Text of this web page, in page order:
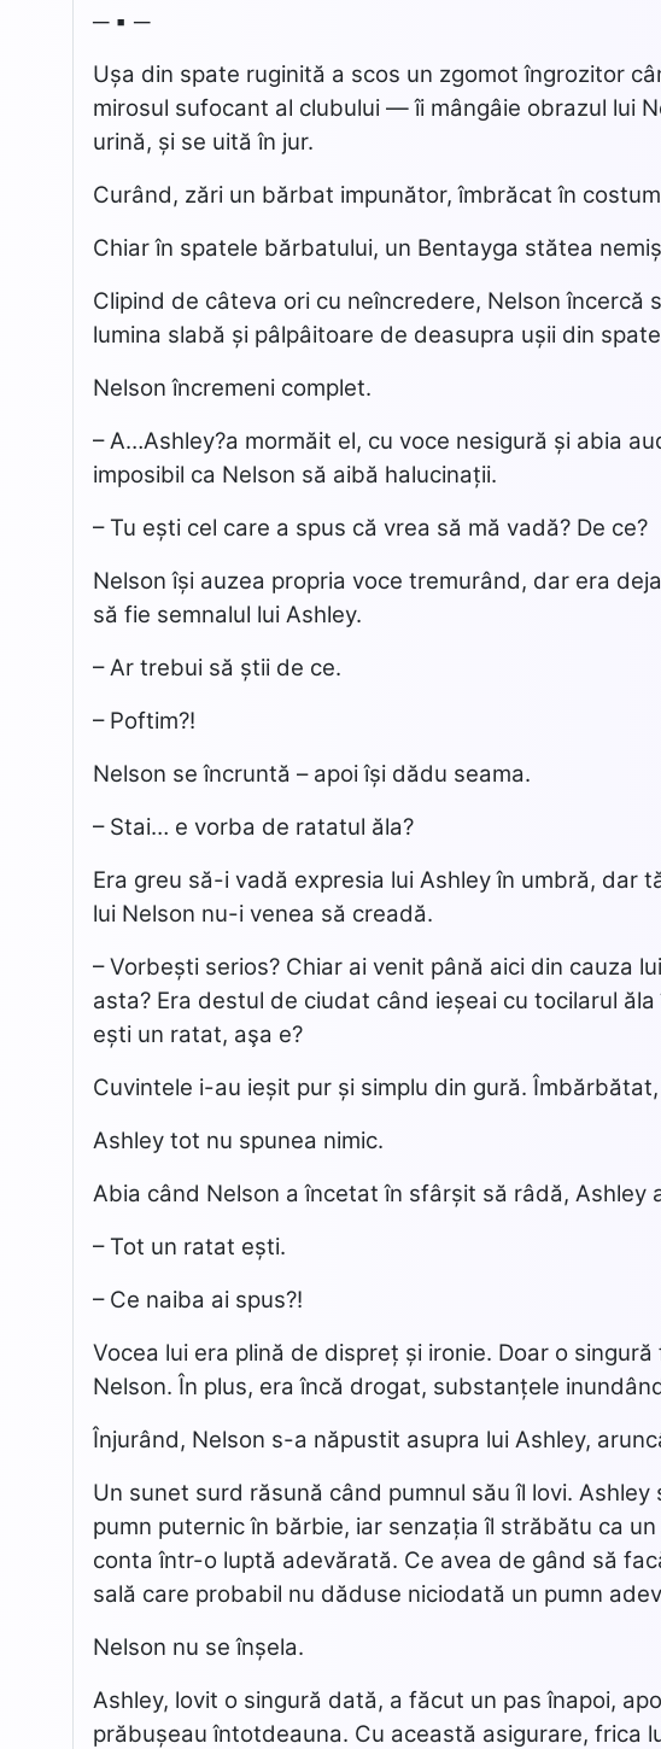
─ ▪ ─
Ușa din spate ruginită a scos un zgomot îngrozitor
mirosul sufocant al clubului — îi mângâie obrazul lui
urină, și se uită în jur.
Curând, zări un bărbat impunător, îmbrăcat în
Chiar în spatele bărbatului, un Bentayga stătea
Clipind de câteva ori cu neîncredere, Nelson
lumina slabă și pâlpâitoare de deasupra ușii din
Nelson încremeni complet.
– A…Ashley?a mormăit el, cu voce nesigură și abia
imposibil ca Nelson să aibă halucinații.
– Tu ești cel care a spus că vrea să mă vadă? De ce?
Nelson își auzea propria voce tremurând, dar era
să fie semnalul lui Ashley.
– Ar trebui să știi de ce.
– Poftim?!
Nelson se încruntă – apoi își dădu seama.
– Stai… e vorba de ratatul ăla?
Era greu să-i vadă expresia lui Ashley în umbră, dar
lui Nelson nu-i venea să creadă.
– Vorbești serios? Chiar ai venit până aici din cauza
asta? Era destul de ciudat când ieșeai cu tocilarul
ești un ratat, aşa e?
Cuvintele i-au ieșit pur și simplu din gură.
Ashley tot nu spunea nimic.
Abia când Nelson a încetat în sfârșit să râdă, Ashley
– Tot un ratat ești.
– Ce naiba ai spus?!
Vocea lui era plină de dispreț și ironie. Doar o
Nelson. În plus, era încă drogat, substanțele
Înjurând, Nelson s-a năpustit asupra lui Ashley,
Un sunet surd răsună când pumnul său îl lovi.
pumn puternic în bărbie, iar senzația îl străbătu ca
conta într-o luptă adevărată. Ce avea de gând să
sală care probabil nu dăduse niciodată un pumn
Nelson nu se înșela.
Ashley, lovit o singură dată, a făcut un pas înapoi,
prăbușeau întotdeauna. Cu această asigurare, frica